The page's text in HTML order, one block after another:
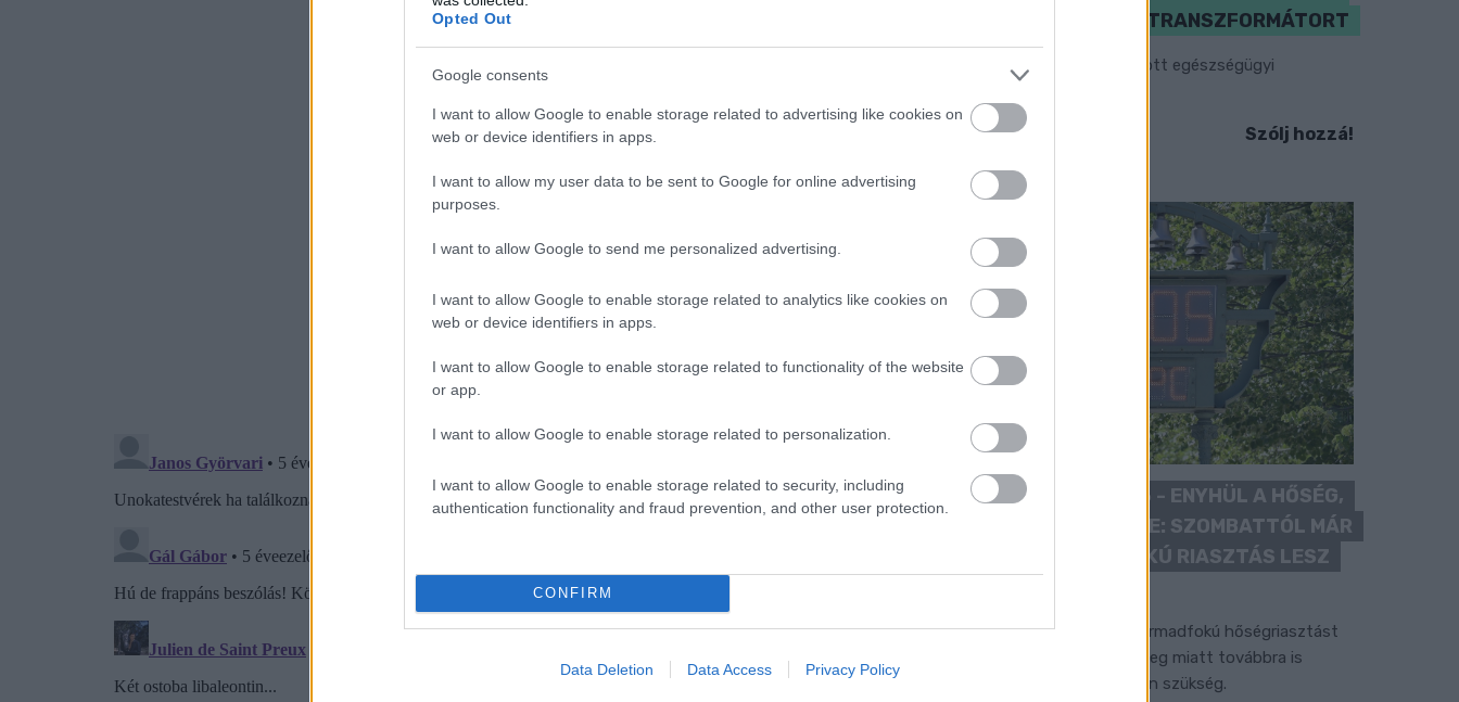
Opted Out
Google consents
I want to allow Google to enable storage related to advertising like cookies on
web or device identifiers in apps.
I want to allow my user data to be sent to Google for online advertising
purposes.
I want to allow Google to send me personalized advertising.
I want to allow Google to enable storage related to analytics like cookies on
web or device identifiers in apps.
I want to allow Google to enable storage related to functionality of the website
or app.
I want to allow Google to enable storage related to personalization.
I want to allow Google to enable storage related to security, including
authentication functionality and fraud prevention, and other user protection.
CONFIRM
Data Deletion Data Access Privacy Policy
MEGHIBÁSODOTT TRANSZFORMÁTORT
Megkezdték az elhalasztott egészségügyi
Szólj hozzá!
KÁNIKULA 2026 - ENYHÜL A HŐSÉG,
DE MÉG NINCS VÉGE: SZOMBATTÓL MÁR
“CSAK” MÁSODFOKÚ RIASZTÁS LESZ
A július vége óta tartó harmadfokú hőségriasztást
mérséklik, de a tartós meleg miatt továbbra is
fokozott óvatosságra van szükség.